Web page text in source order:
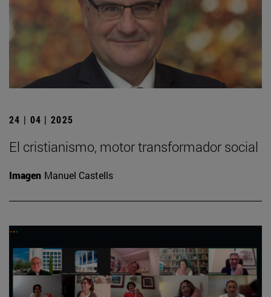
24 | 04 | 2025
El cristianismo, motor transformador social
Imagen Manuel Castells